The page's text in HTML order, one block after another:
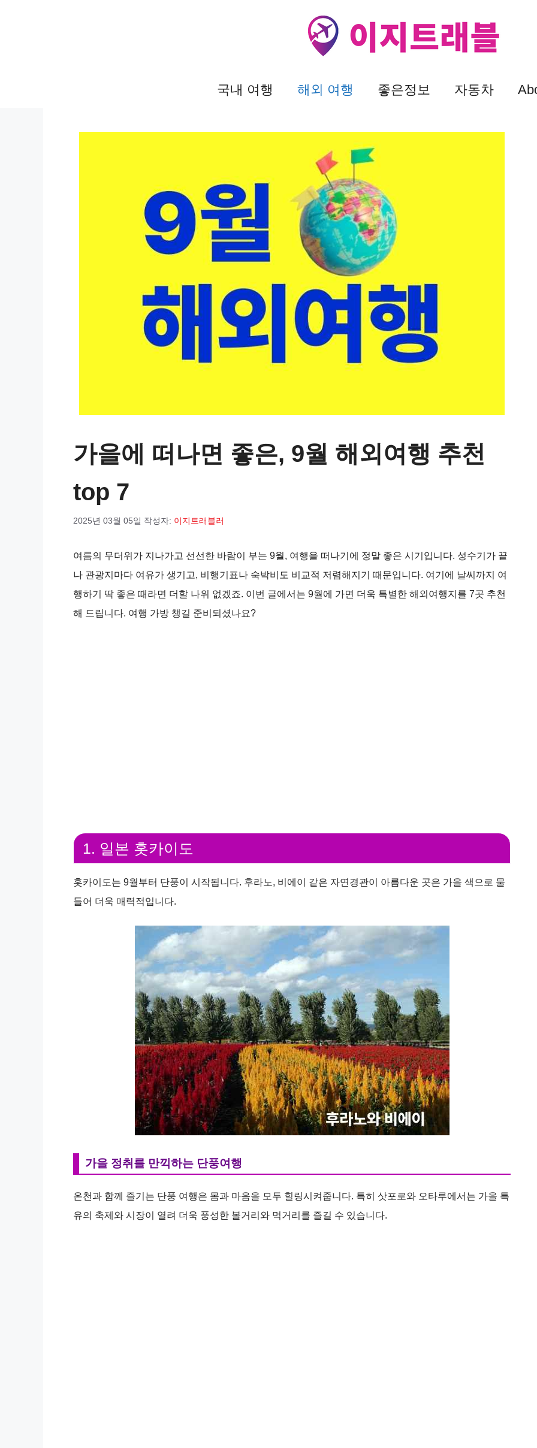
국내 여행 해외 여행 좋은정보 자동차
가을에 떠나면 좋은, 9월 해외여행 추천
top 7
2025년 03월 05일 작성자: 이지트래블러
여름의 무더위가 지나가고 선선한 바람이 부는 9월, 여행을 떠나기에 정말 좋은 시기입니다. 성수기가 끝
나 관광지마다 여유가 생기고, 비행기표나 숙박비도 비교적 저렴해지기 때문입니다. 여기에 날씨까지 여
행하기 딱 좋은 때라면 더할 나위 없겠죠. 이번 글에서는 9월에 가면 더욱 특별한 해외여행지를 7곳 추천
해 드립니다. 여행 가방 챙길 준비되셨나요?
1. 일본 홋카이도
홋카이도는 9월부터 단풍이 시작됩니다. 후라노, 비에이 같은 자연경관이 아름다운 곳은 가을 색으로 물
들어 더욱 매력적입니다.
가을 정취를 만끽하는 단풍여행
온천과 함께 즐기는 단풍 여행은 몸과 마음을 모두 힐링시켜줍니다. 특히 삿포로와 오타루에서는 가을 특
유의 축제와 시장이 열려 더욱 풍성한 볼거리와 먹거리를 즐길 수 있습니다.